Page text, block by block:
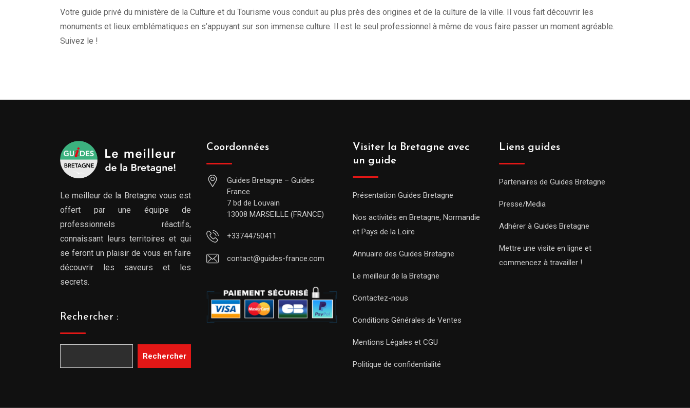
Votre guide privé du ministère de la Culture et du Tourisme vous conduit au plus près des origines et de la culture de la ville. Il vous fait découvrir les
monuments et lieux emblématiques en s’appuyant sur son immense culture. Il est le seul professionnel à même de vous faire passer un moment agréable.
Suivez le !
Le meilleur de la Bretagne vous est
offert par une équipe de
professionnels réactifs,
connaissant leurs territoires et qui
se feront un plaisir de vous en faire
découvrir les saveurs et les
secrets.
Rechercher :
Rechercher
Coordonnées
Guides Bretagne – Guides
France
7 bd de Louvain
13008 MARSEILLE (FRANCE)
+33744750411
contact@guides-france.com
Visiter la Bretagne avec
un guide
Présentation Guides Bretagne
Nos activités en Bretagne, Normandie
et Pays de la Loire
Annuaire des Guides Bretagne
Le meilleur de la Bretagne
Contactez-nous
Conditions Générales de Ventes
Mentions Légales et CGU
Politique de confidentialité
Liens guides
Partenaires de Guides Bretagne
Presse/Media
Adhérer à Guides Bretagne
Mettre une visite en ligne et
commencez à travailler !